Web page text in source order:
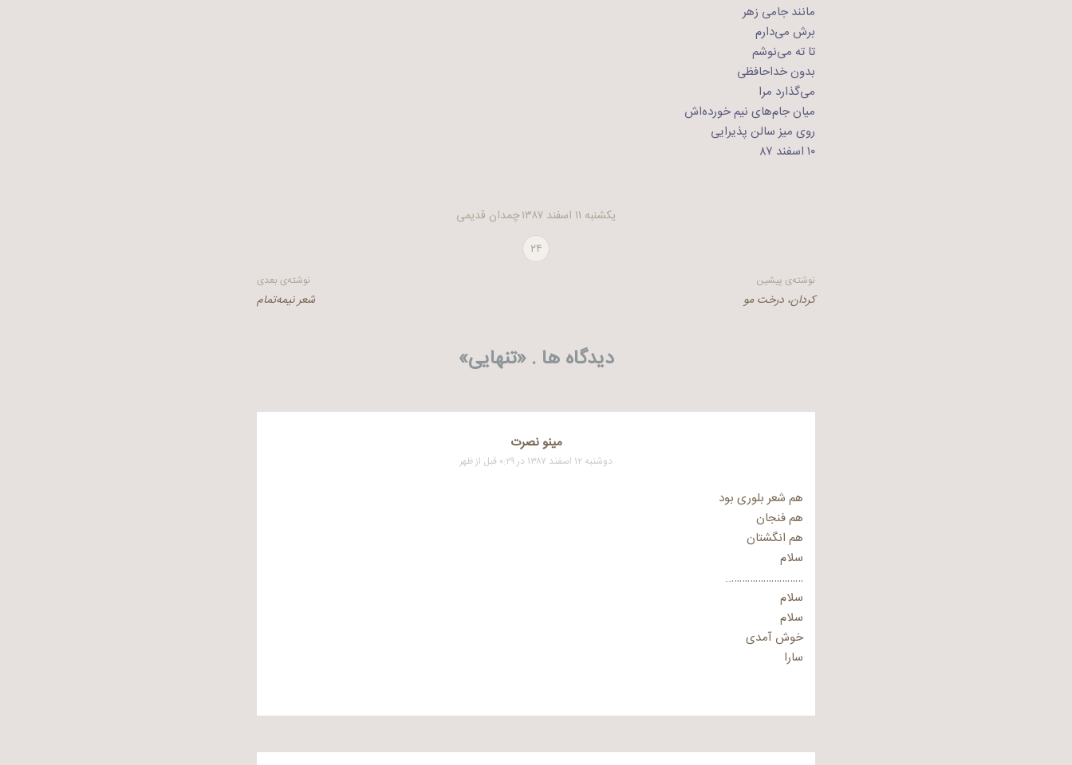
مانند جامی زهر
برش می‌دارم
تا ته می‌نوشم
بدون خداحافظی
می‌گذارد مرا
میان جام‌های نیم خورده‌اش
روی میز سالن پذیرایی
۱۰ اسفند ۸۷
یکشنبه ۱۱ اسفند ۱۳۸۷
چمدان قدیمی
۲۴
راهبری
نوشته‌ی پیشین
کردان، درخت مو
نوشته‌ی بعدی
شعر نیمه‌تمام
دیدگاه ها . «تنهایی»
مینو نصرت
دوشنبه ۱۲ اسفند ۱۳۸۷ در ۰:۲۹ قبل از ظهر
هم شعر بلوری بود
هم فنجان
هم انگشتان
سلام
………………………..
سلام
سلام
خوش آمدی
سارا